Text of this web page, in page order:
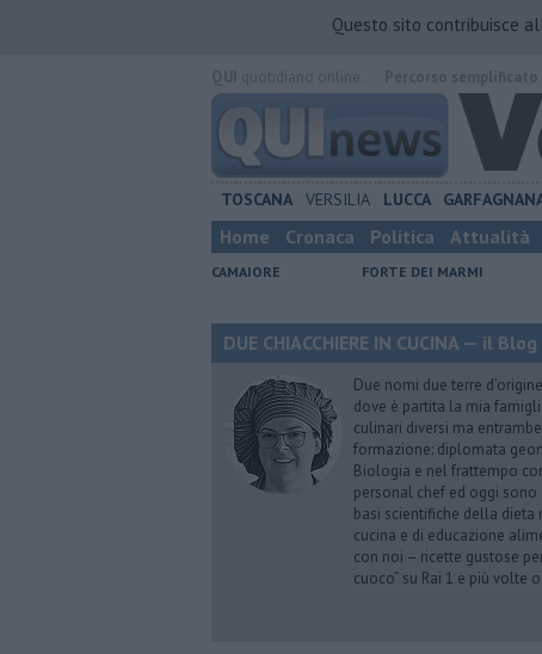
Questo sito contribuisce
TOSCANA VERSILIA LUCCA
Home Cronaca Politica Attualità
CAMAIORE FORTE DEI MARMI
DUE CHIACCHIERE IN CUCINA — il
Due nomi due terre
dove è partita la mia
culinari diversi ma
formazione: diplomata
Biologia e nel frattempo
personal chef ed oggi
basi scientifiche della dieta
cucina e di educazione
con noi – ricette gustose
cuoco” su Rai 1 e più volte